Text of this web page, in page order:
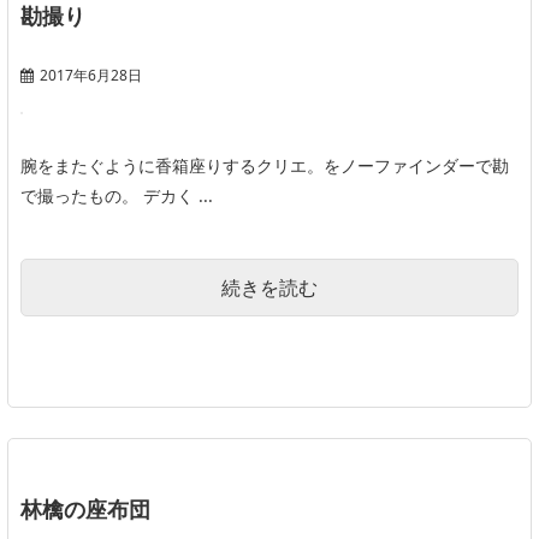
勘撮り
2017年6月28日
腕をまたぐように香箱座りするクリエ。をノーファインダーで勘
で撮ったもの。 デカく ...
続きを読む
林檎の座布団